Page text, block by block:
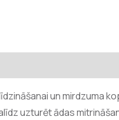
un mirdzuma
uzturēt ādas